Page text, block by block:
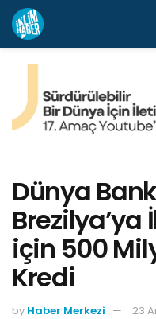
Dünya
için 500
Kredi
by Haber Merkezi
23